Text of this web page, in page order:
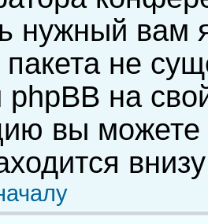
нужный вам
пакета не
phpBB на
вы можете